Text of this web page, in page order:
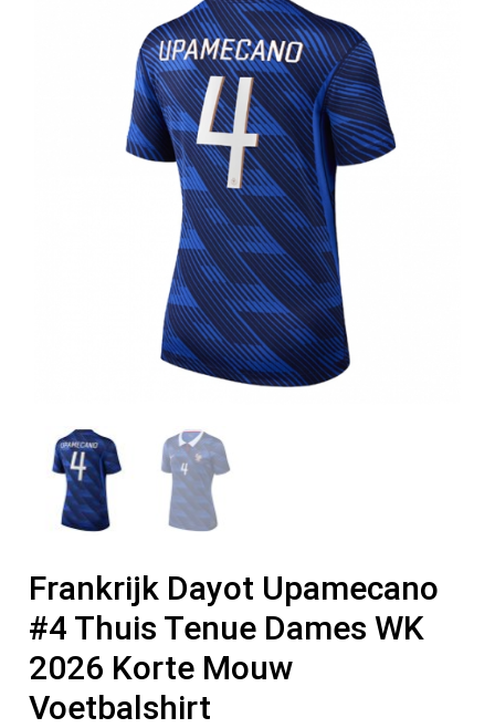
Frankrijk Dayot Upamecano
#4 Thuis Tenue Dames WK
2026 Korte Mouw
Voetbalshirt